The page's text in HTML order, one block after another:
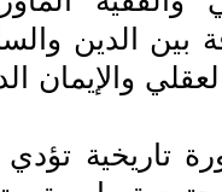
بين الدين
والإيمان
تاريخية